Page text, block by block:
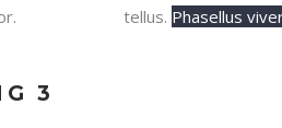
tellus. Phasellus
3